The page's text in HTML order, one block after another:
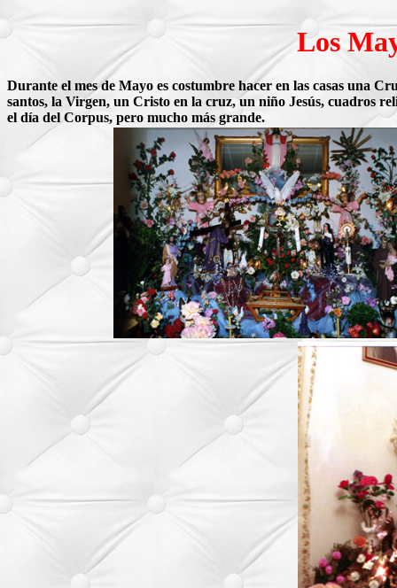
Los
Durante el mes de Mayo es costumbre hacer en las casas una
santos, la Virgen, un Cristo en la cruz, un niño Jesús, cuadros
el día del Corpus, pero mucho más grande.